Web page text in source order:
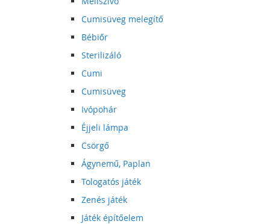
Cumisüveg melegítő
Bébiőr
Sterilizáló
Cumi
Cumisüveg
Ivópohár
Éjjeli lámpa
Csörgő
Ágynemű, Paplan
Tologatós játék
Zenés játék
Játék építőelem